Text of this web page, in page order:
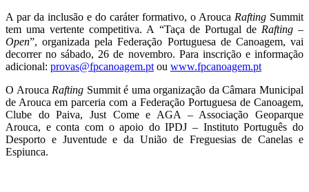
A par da inclusão e do caráter formativo, o Arouca Rafting Summit
tem uma vertente competitiva. A “Taça de Portugal de Rafting–
Open”, organizada pela Federação Portuguesa de Canoagem, vai
decorrer no sábado, 26 de novembro. Para inscrição e informação
adicional: provas@fpcanoagem.pt ou www.fpcanoagem.pt
O Arouca Rafting Summit é uma organização da Câmara Municipal
de Arouca em parceria com a Federação Portuguesa de Canoagem,
Clube do Paiva, Just Come e AGA – Associação Geoparque
Arouca, e conta com o apoio do IPDJ – Instituto Português do
Desporto e Juventude e da União de Freguesias de Canelas e
Espiunca.